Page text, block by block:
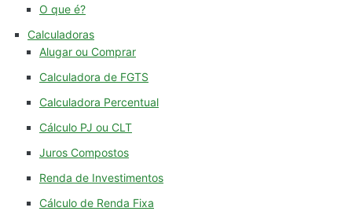
O que é?
Calculadoras
Alugar ou Comprar
Calculadora de FGTS
Calculadora Percentual
Cálculo PJ ou CLT
Juros Compostos
Renda de Investimentos
Cálculo de Renda Fixa